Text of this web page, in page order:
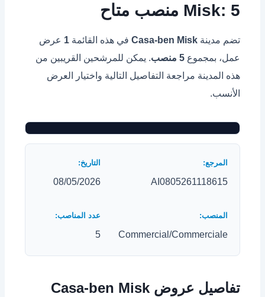
Misk: 5 منصب متاح
تضم مدينة Casa-ben Misk في هذه القائمة 1 عرض
عمل، بمجموع 5 منصب
. يمكن للمرشحين القريبين من
هذه المدينة مراجعة التفاصيل التالية واختيار العرض
الأنسب.
AI0805261118615
08/05/2026
Commercial/Commerciale
5
تفاصيل عروض Casa-ben Misk